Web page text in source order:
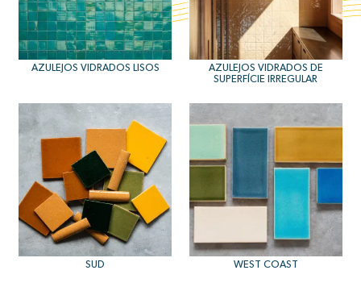
AZULEJOS VIDRADOS LISOS
AZULEJOS VIDRADOS DE
SUPERFÍCIE IRREGULAR
SUD WEST COAST